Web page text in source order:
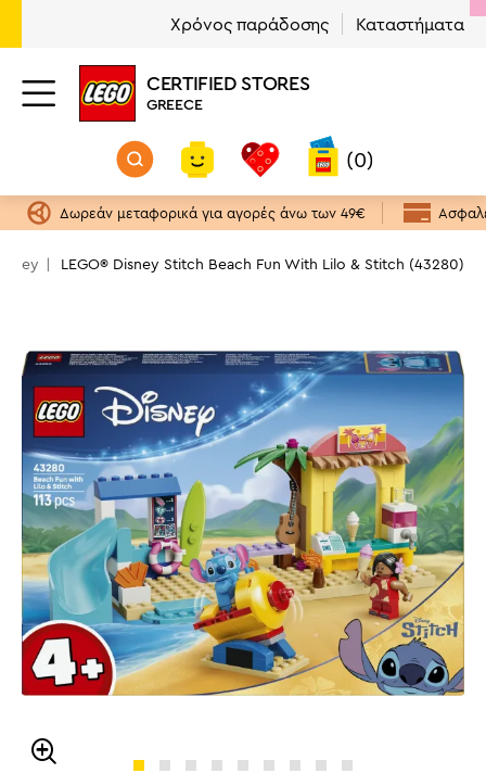
Χρόνος παράδοσης Καταστήματα
CERTIFIED STORES
GREECE
(0)
Δωρεάν μεταφορικά για αγορές άνω των 49€
LEGO® Disney Stitch Beach Fun With Lilo & Stitch (43280)